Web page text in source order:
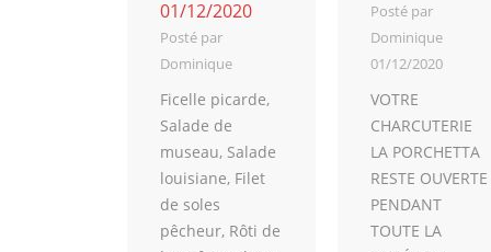
01/12/2020
Posté par
Dominique
Ficelle picarde,
Salade de
museau, Salade
louisiane, Filet
de soles
pêcheur, Rôti de
Posté par
Dominique
01/12/2020
VOTRE
CHARCUTERIE
LA PORCHETTA
RESTE OUVERTE
PENDANT
TOUTE LA